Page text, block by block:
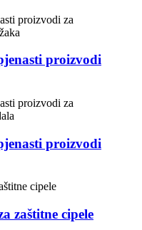
proizvodi
proizvodi
zaštitne cipele